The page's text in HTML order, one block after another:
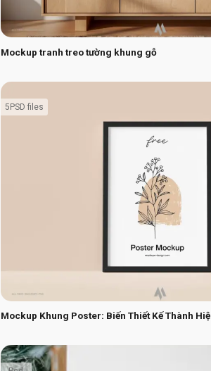
Mockup tranh treo tường khung gỗ
Mockup Khung Poster: Biến Thiết Kế Thành
5PSD files